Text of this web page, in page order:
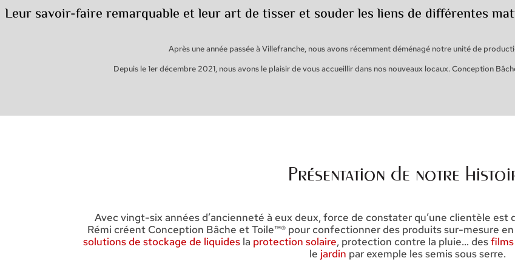
Leur savoir-faire remarquable et leur art de tisser et souder les liens de différentes
Après une année passée à Villefranche, nous avons récemment déménagé notre unité de
Depuis le 1er décembre 2021, nous avons le plaisir de vous accueillir dans nos nouveaux locaux. Conception
Présentation de notre
Avec vingt-six années d’ancienneté à eux deux, force de constater qu’une clientèle
Rémi créent Conception Bâche et Toile™® pour confectionner des produits sur-mesure
solutions de stockage de liquides la protection solaire, protection contre la pluie… desfilms
le jardin par exemple les semis sous serre.